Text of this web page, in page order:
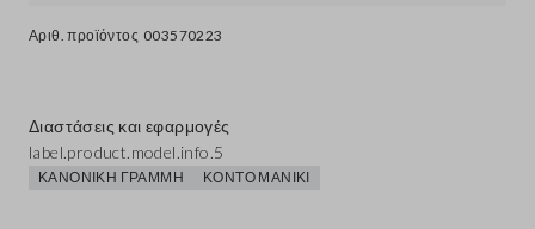
Αριθ. προϊόντος 003570223
Διαστάσεις και εφαρμογές
label.product.model.info.5
ΚΑΝΟΝΙΚΉ ΓΡΑΜΜΉ ΚΟΝΤΌ ΜΑΝΊΚΙ